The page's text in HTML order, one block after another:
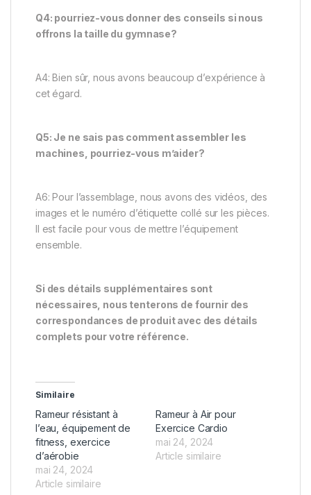
Q4: pourriez-vous donner des conseils si nous
offrons la taille du gymnase?
A4: Bien sûr, nous avons beaucoup d’expérience à
cet égard.
Q5: Je ne sais pas comment assembler les
machines, pourriez-vous m’aider?
A6: Pour l’assemblage, nous avons des vidéos, des
images et le numéro d’étiquette collé sur les pièces.
Il est facile pour vous de mettre l’équipement
ensemble.
Si des détails supplémentaires sont
nécessaires, nous tenterons de fournir des
correspondances de produit avec des détails
complets pour votre référence.
Similaire
Rameur résistant à
l’eau, équipement de
fitness, exercice
d’aérobie
mai 24, 2024
Article similaire
Rameur à Air pour
Exercice Cardio
mai 24, 2024
Article similaire